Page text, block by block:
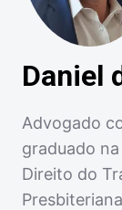
Daniel
Advogado
graduado
Direito do